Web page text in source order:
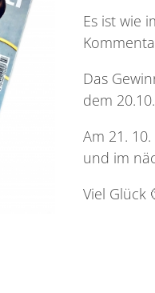
Es ist wie
Das
dem
Am 21.
und im
Viel Glück